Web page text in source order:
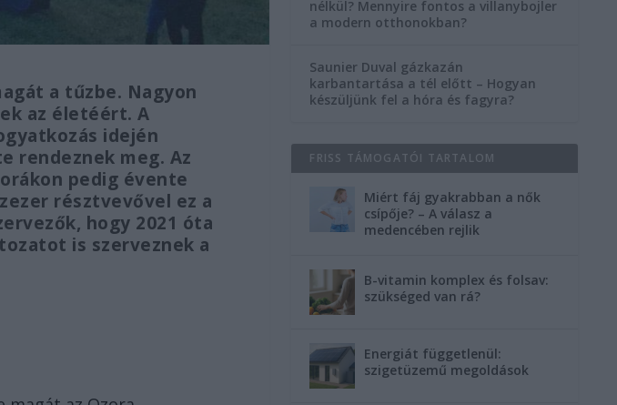
a tűzbe. Nagyon
az életéért. A
idején
rendeznek meg. Az
pedig évente
résztvevővel ez a
hogy 2021 óta
is szerveznek a
nélkül? Mennyire fontos a villanybojler
a modern otthonokban?
Saunier Duval gázkazán
karbantartása a tél előtt – Hogyan
készüljünk fel a hóra és fagyra?
FRISS TÁMOGATÓI TARTALOM
Miért fáj gyakrabban a nők
csípője? – A válasz a
medencében rejlik
B-vitamin komplex és folsav:
szükséged van rá?
Energiát függetlenül:
szigetüzemű megoldások